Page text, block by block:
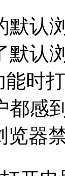
默认
默认
能时
都感
览器